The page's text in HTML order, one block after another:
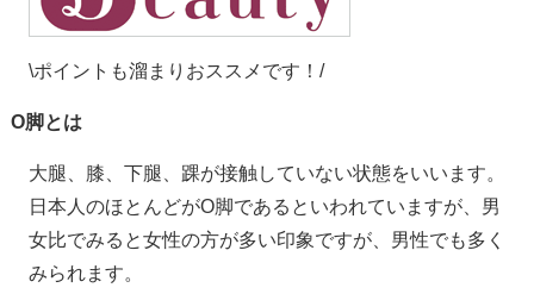
\ポイントも溜まりおススメです！/
O脚とは
大腿、膝、下腿、踝が接触していない状態をいいます。
日本人のほとんどがO脚であるといわれていますが、男
女比でみると女性の方が多い印象ですが、男性でも多く
みられます。